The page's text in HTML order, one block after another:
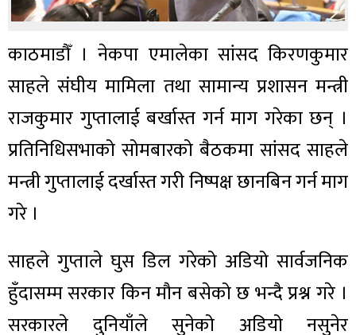
काठमाडौँ । नेकपा एमालेका सांसद किरणकुमार
साहले संघीय मामिला तथा सामान्य प्रशासन मन्त्री
राजकुमार गुप्तालाई बर्खास्त गर्न माग गरेका छन् ।
प्रतिनिधिसभाको सोमबारको बैठकमा सांसद साहले
मन्त्री गुप्तालाई दर्खास्त गरी निष्पक्ष छानबिन गर्न माग
गरे ।
साहले गुप्ताले घुस डिल गरेको अडियो सार्वजनिक
हुँदासम्म सरकार किन मौन बसेको छ भन्दै प्रश्न गरे ।
सरकारले दुनियाँले सुनेको अडियो नसुनेर